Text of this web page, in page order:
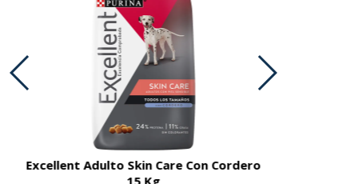
Excellent Adulto Skin Care Con Cordero
15 Kg